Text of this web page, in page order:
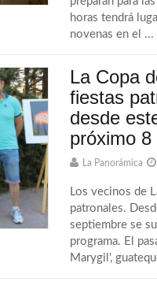
horas tendrá
novenas en el ...
La Copa
fiestas
desde
próximo
La Panorámica
Los vecinos de
patronales.
septiembre se
programa. El
Marygil',